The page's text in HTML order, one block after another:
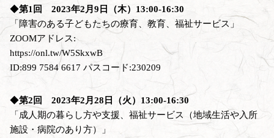
◆第1回 2023年2月9日（木）13:00-16:30
「障害のある子どもたちの療育、教育、福祉サービス」
ZOOMアドレス:
https://onl.tw/W5SkxwB
ID:899 7584 6617 パスコード:230209
◆第2回 2023年2月28日（火）13:00-16:30
「成人期の暮らし方や支援、福祉サービス（地域生活や入所
施設・病院のあり方）」